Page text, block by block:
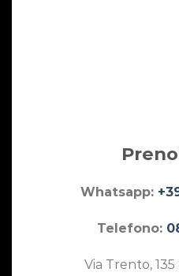
Whatsapp:
Telefono:
Via Trento,